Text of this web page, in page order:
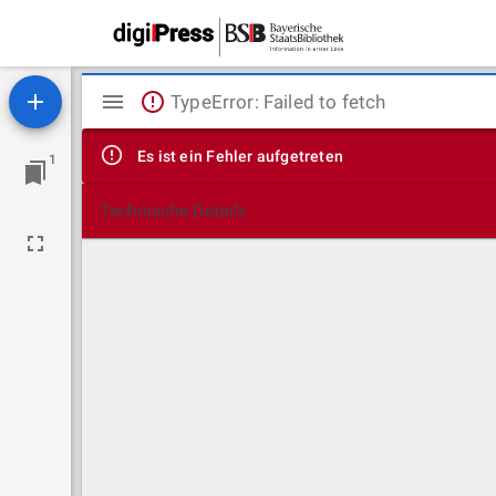
1
Mirador
Viewer
TypeError: Failed to fetch
Es ist ein Fehler aufgetreten
Technische Details